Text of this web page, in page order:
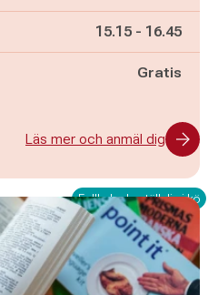
Pågår mellan
15.15 - och
16.45
Gratis
Läs mer och anmäl dig
Fullbokad - ställ dig i kö